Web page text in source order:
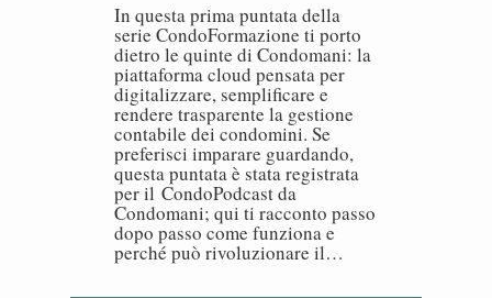
In questa prima puntata della
serie CondoFormazione ti porto
dietro le quinte di Condomani: la
piattaforma cloud pensata per
digitalizzare, semplificare e
rendere trasparente la gestione
contabile dei condomini. Se
preferisci imparare guardando,
questa puntata è stata registrata
per il CondoPodcast da
Condomani; qui ti racconto passo
dopo passo come funziona e
perché può rivoluzionare il…